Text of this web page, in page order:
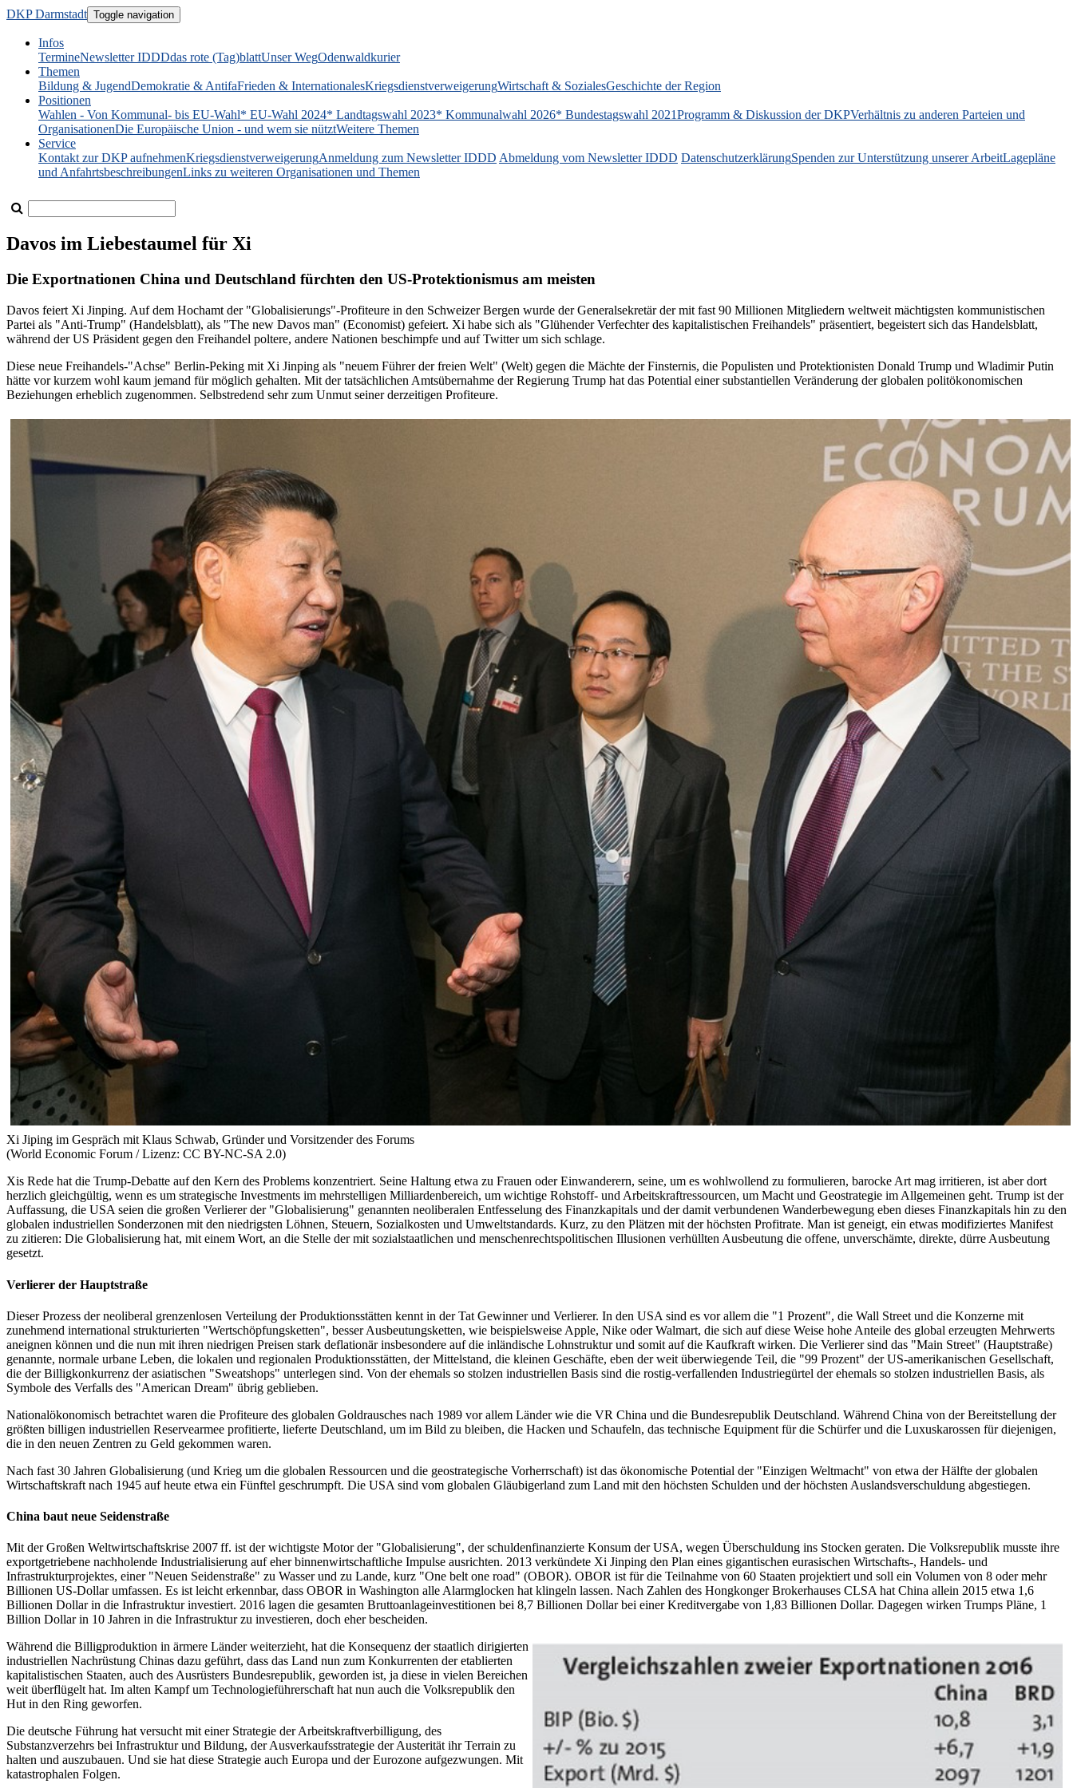
DKP Darmstadt Toggle navigation
Infos
TermineNewsletter IDDDdas rote (Tag)blattUnser WegOdenwaldkurier
Themen
Bildung & JugendDemokratie & AntifaFrieden & InternationalesKriegsdienstverweigerungWirtschaft & SozialesGeschichte der Region
Positionen
Wahlen - Von Kommunal- bis EU-Wahl* EU-Wahl 2024* Landtagswahl 2023* Kommunalwahl 2026* Bundestagswahl 2021Programm & Diskussion der DKPVerhältnis zu anderen Parteien und
OrganisationenDie Europäische Union - und wem sie nütztWeitere Themen
Service
Kontakt zur DKP aufnehmenKriegsdienstverweigerungAnmeldung zum Newsletter IDDD Abmeldung vom Newsletter IDDD DatenschutzerklärungSpenden zur Unterstützung unserer ArbeitLagepläne
und AnfahrtsbeschreibungenLinks zu weiteren Organisationen und Themen
Davos im Liebestaumel für Xi
Die Exportnationen China und Deutschland fürchten den US-Protektionismus am meisten
Davos feiert Xi Jinping. Auf dem Hochamt der "Globalisierungs"-Profiteure in den Schweizer Bergen wurde der Generalsekretär der mit fast 90 Millionen Mitgliedern weltweit mächtigsten kommunistischen
Partei als "Anti-Trump" (Handelsblatt), als "The new Davos man" (Economist) gefeiert. Xi habe sich als "Glühender Verfechter des kapitalistischen Freihandels" präsentiert, begeistert sich das Handelsblatt,
während der US Präsident gegen den Freihandel poltere, andere Nationen beschimpfe und auf Twitter um sich schlage.
Diese neue Freihandels-"Achse" Berlin-Peking mit Xi Jinping als "neuem Führer der freien Welt" (Welt) gegen die Mächte der Finsternis, die Populisten und Protektionisten Donald Trump und Wladimir Putin
hätte vor kurzem wohl kaum jemand für möglich gehalten. Mit der tatsächlichen Amtsübernahme der Regierung Trump hat das Potential einer substantiellen Veränderung der globalen politökonomischen
Beziehungen erheblich zugenommen. Selbstredend sehr zum Unmut seiner derzeitigen Profiteure.
Xi Jiping im Gespräch mit Klaus Schwab, Gründer und Vorsitzender des Forums
(World Economic Forum / Lizenz: CC BY-NC-SA 2.0)
Xis Rede hat die Trump-Debatte auf den Kern des Problems konzentriert. Seine Haltung etwa zu Frauen oder Einwanderern, seine, um es wohlwollend zu formulieren, barocke Art mag irritieren, ist aber dort
herzlich gleichgültig, wenn es um strategische Investments im mehrstelligen Milliardenbereich, um wichtige Rohstoff- und Arbeitskraftressourcen, um Macht und Geostrategie im Allgemeinen geht. Trump ist der
Auffassung, die USA seien die großen Verlierer der "Globalisierung" genannten neoliberalen Entfesselung des Finanzkapitals und der damit verbundenen Wanderbewegung eben dieses Finanzkapitals hin zu den
globalen industriellen Sonderzonen mit den niedrigsten Löhnen, Steuern, Sozialkosten und Umweltstandards. Kurz, zu den Plätzen mit der höchsten Profitrate. Man ist geneigt, ein etwas modifiziertes Manifest
zu zitieren: Die Globalisierung hat, mit einem Wort, an die Stelle der mit sozialstaatlichen und menschenrechtspolitischen Illusionen verhüllten Ausbeutung die offene, unverschämte, direkte, dürre Ausbeutung
gesetzt.
Verlierer der Hauptstraße
Dieser Prozess der neoliberal grenzenlosen Verteilung der Produktionsstätten kennt in der Tat Gewinner und Verlierer. In den USA sind es vor allem die "1 Prozent", die Wall Street und die Konzerne mit
zunehmend international strukturierten "Wertschöpfungsketten", besser Ausbeutungsketten, wie beispielsweise Apple, Nike oder Wal­mart, die sich auf diese Weise hohe Anteile des global erzeugten Mehrwerts
aneignen können und die nun mit ihren niedrigen Preisen stark deflationär insbesondere auf die inländische Lohnstruktur und somit auf die Kaufkraft wirken. Die Verlierer sind das "Main Street" (Hauptstraße)
genannte, normale urbane Leben, die lokalen und regionalen Produktionsstätten, der Mittelstand, die kleinen Geschäfte, eben der weit überwiegende Teil, die "99 Prozent" der US-amerikanischen Gesellschaft,
die der Billigkonkurrenz der asiatischen "Sweatshops" unterlegen sind. Von der ehemals so stolzen industriellen Basis sind die rostig-verfallenden Industriegürtel der ehemals so stolzen industriellen Basis, als
Symbole des Verfalls des "American Dream" übrig geblieben.
Nationalökonomisch betrachtet waren die Profiteure des globalen Goldrausches nach 1989 vor allem Länder wie die VR China und die Bundesrepublik Deutschland. Während China von der Bereitstellung der
größten billigen industriellen Reservearmee profitierte, lieferte Deutschland, um im Bild zu bleiben, die Hacken und Schaufeln, das technische Equipment für die Schürfer und die Luxuskarossen für diejenigen,
die in den neuen Zentren zu Geld gekommen waren.
Nach fast 30 Jahren Globalisierung (und Krieg um die globalen Ressourcen und die geostrategische Vorherrschaft) ist das ökonomische Potential der "Einzigen Weltmacht" von etwa der Hälfte der globalen
Wirtschaftskraft nach 1945 auf heute etwa ein Fünftel geschrumpft. Die USA sind vom globalen Gläubigerland zum Land mit den höchsten Schulden und der höchsten Auslandsverschuldung abgestiegen.
China baut neue Seidenstraße
Mit der Großen Weltwirtschaftskrise 2007 ff. ist der wichtigste Motor der "Globalisierung", der schuldenfinanzierte Konsum der USA, wegen Überschuldung ins Stocken geraten. Die Volksrepublik musste ihre
exportgetriebene nachholende Industrialisierung auf eher binnenwirtschaftliche Impulse ausrichten. 2013 verkündete Xi Jinping den Plan eines gigantischen eurasischen Wirtschafts-, Handels- und
Infrastrukturprojektes, einer "Neuen Seidenstraße" zu Wasser und zu Lande, kurz "One belt one road" (OBOR). OBOR ist für die Teilnahme von 60 Staaten projektiert und soll ein Volumen von 8 oder mehr
Billionen US-Dollar umfassen. Es ist leicht erkennbar, dass OBOR in Washington alle Alarmglocken hat klingeln lassen. Nach Zahlen des Hongkonger Brokerhauses CLSA hat China allein 2015 etwa 1,6
Billionen Dollar in die Infrastruktur investiert. 2016 lagen die gesamten Bruttoanlageinvestitionen bei 8,7 Billionen Dollar bei einer Kreditvergabe von 1,83 Billionen Dollar. Dagegen wirken Trumps Pläne, 1
Billion Dollar in 10 Jahren in die Infrastruktur zu investieren, doch eher bescheiden.
Während die Billigproduktion in ärmere Länder weiterzieht, hat die Konsequenz der staatlich dirigierten
industriellen Nachrüstung Chinas dazu geführt, dass das Land nun zum Konkurrenten der etablierten
kapitalistischen Staaten, auch des Ausrüsters Bundesrepublik, geworden ist, ja diese in vielen Bereichen
weit überflügelt hat. Im alten Kampf um Technologieführerschaft hat nun auch die Volksrepublik den
Hut in den Ring geworfen.
Die deutsche Führung hat versucht mit einer Strategie der Arbeitskraftverbilligung, des
Substanzverzehrs bei Infrastruktur und Bildung, der Ausverkaufsstrategie der Austerität ihr Terrain zu
halten und auszubauen. Und sie hat diese Strategie auch Europa und der Eurozone aufgezwungen. Mit
katastrophalen Folgen.